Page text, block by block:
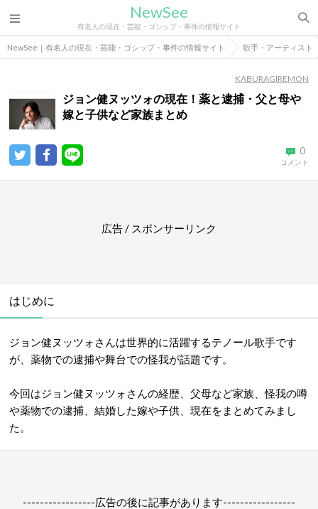
NewSee
有名人の現在・芸能・ゴシップ・事件の情報サイト
NewSee｜有名人の現在・芸能・ゴシップ・事件の情報サイト 歌手・アーティスト
KABURAGIREMON
ジョン健ヌッツォの現在！薬と逮捕・父と母や
嫁と子供など家族まとめ
0
コメント
広告 / スポンサーリンク
はじめに
ジョン健ヌッツォさんは世界的に活躍するテノール歌手です
が、薬物での逮捕や舞台での怪我が話題です。
今回はジョン健ヌッツォさんの経歴、父母など家族、怪我の噂
や薬物での逮捕、結婚した嫁や子供、現在をまとめてみまし
た。
-----------------広告の後に記事があります-----------------